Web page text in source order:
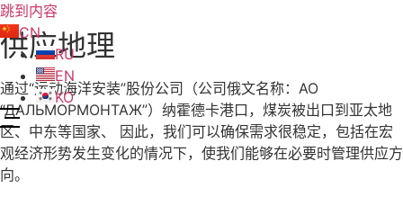
跳到内容
CN
RU
EN
KO
供应地理
通过“运动海洋安装”股份公司（公司俄文名称：АО
“ДАЛЬМОРМОНТАЖ”）纳霍德卡港口，煤炭被出口到亚太地
区、中东等国家、 因此，我们可以确保需求很稳定，包括在宏
观经济形势发生变化的情况下，使我们能够在必要时管理供应方
向。